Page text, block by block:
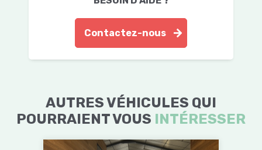
Contactez-nous
AUTRES VÉHICULES QUI
POURRAIENT VOUS INTÉRESSER